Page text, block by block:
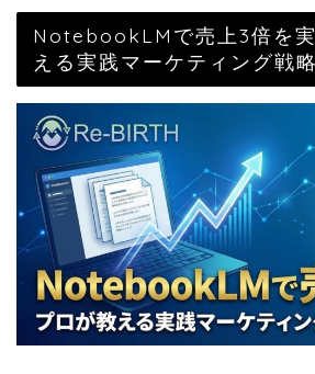
NotebookLMで売上3倍を
える実践マーケティング戦